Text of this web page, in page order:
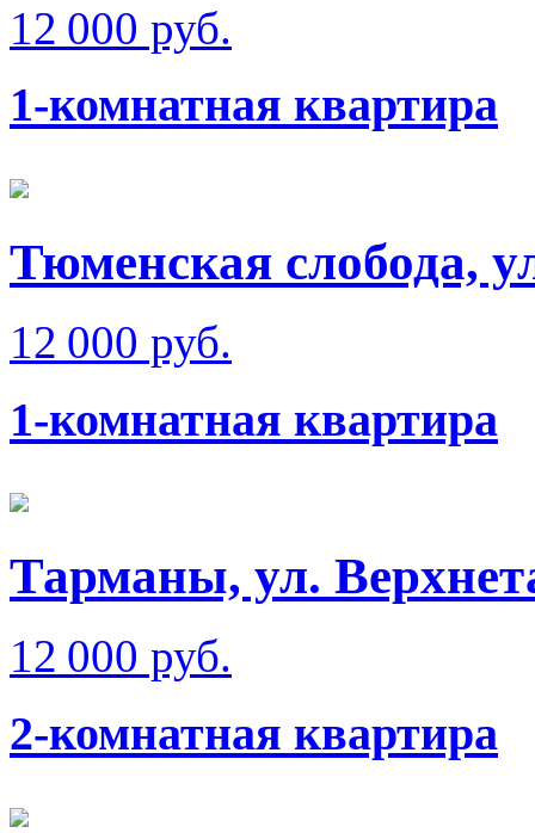
12 000 руб.
1-комнатная квартира
Тюменская слобода,
12 000 руб.
1-комнатная квартира
Тарманы, ул.
12 000 руб.
2-комнатная квартира